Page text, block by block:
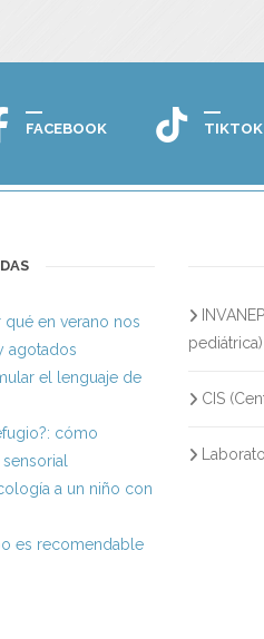
FACEBOOK TIKTOK
en verano nos
agotados
el lenguaje de
cómo
a un niño con
es recomendable
pediátrica)
CIS